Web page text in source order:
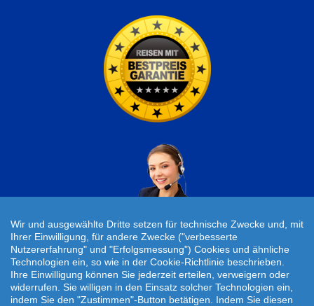
Individuelle Reiseanfrage!
Travelcheck © 2026
Wir und ausgewählte Dritte setzen für technische Zwecke und, mit
Ihrer Einwilligung, für andere Zwecke ("verbesserte
Nutzererfahrung" und "Erfolgsmessung") Cookies und ähnliche
Technologien ein, so wie in der Cookie-Richtlinie beschrieben.
Ihre Einwilligung können Sie jederzeit erteilen, verweigern oder
widerrufen. Sie willigen in den Einsatz solcher Technologien ein,
indem Sie den "Zustimmen"-Button betätigen. Indem Sie diesen